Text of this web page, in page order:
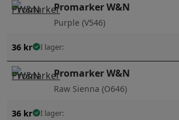
Promarker W&N
Purple (V546)
36 kr I lager:
Promarker W&N
Raw Sienna (O646)
36 kr I lager: